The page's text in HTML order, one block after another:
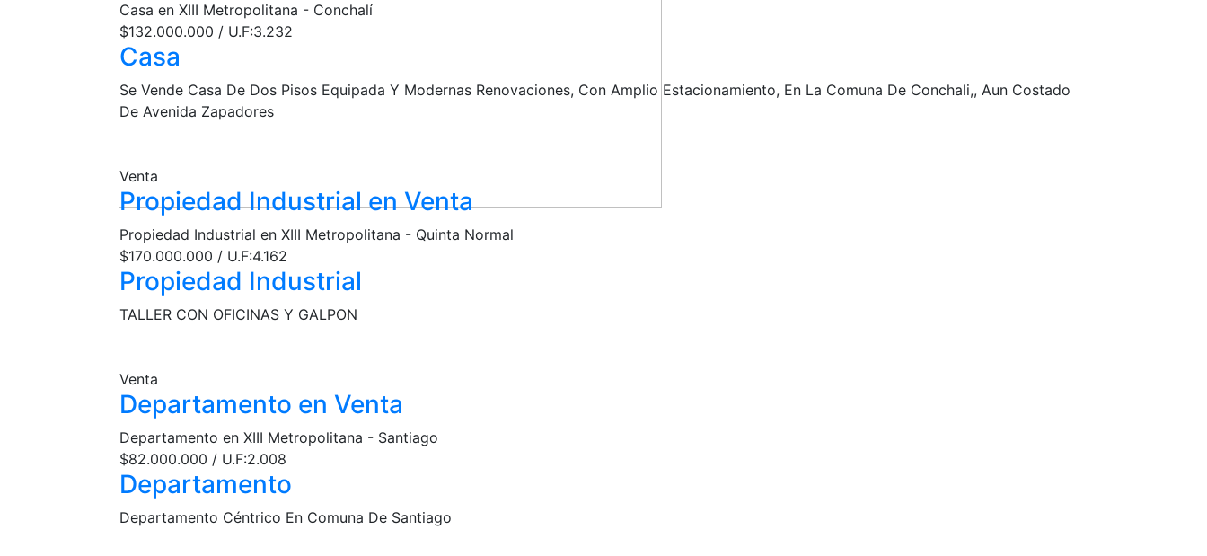
Casa en XIII Metropolitana - Conchalí
$132.000.000 / U.F:3.232
Casa
Se Vende Casa De Dos Pisos Equipada Y Modernas Renovaciones, Con Amplio Estacionamiento, En La Comuna De Conchali,, Aun Costado
De Avenida Zapadores
Venta
Propiedad Industrial en Venta
Propiedad Industrial en XIII Metropolitana - Quinta Normal
$170.000.000 / U.F:4.162
Propiedad Industrial
TALLER CON OFICINAS Y GALPON
Venta
Departamento en Venta
Departamento en XIII Metropolitana - Santiago
$82.000.000 / U.F:2.008
Departamento
Departamento Céntrico En Comuna De Santiago